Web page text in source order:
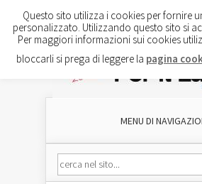
MENU DI
Questo sito utilizza i cookies per fornire
personalizzato. Utilizzando questo sito si
Per maggiori informazioni sui cookies
bloccarli si prega di leggere la pagina